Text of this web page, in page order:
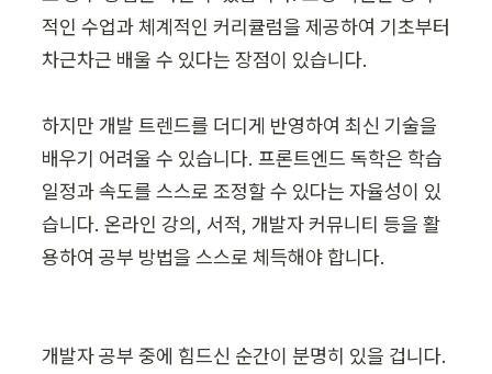
적인 수업과 체계적인 커리큘럼을 제공하여 기초부터
차근차근 배울 수 있다는 장점이 있습니다.
하지만 개발 트렌드를 더디게 반영하여 최신 기술을
배우기 어려울 수 있습니다. 프론트엔드 독학은 학습
일정과 속도를 스스로 조정할 수 있다는 자율성이 있
습니다. 온라인 강의, 서적, 개발자 커뮤니티 등을 활
용하여 공부 방법을 스스로 체득해야 합니다.
개발자 공부 중에 힘드신 순간이 분명히 있을 겁니다.